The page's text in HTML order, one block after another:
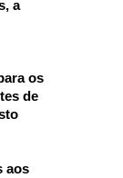
a
os
de
aos